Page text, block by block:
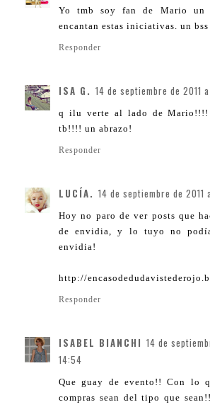
Yo tmb soy fan de Mario
encantan estas iniciativas. un
Responder
ISA G. 14 de septiembre de 2011
q ilu verte al lado de Mario!!!!
tb!!!! un abrazo!
Responder
LUCÍA. 14 de septiembre de 2011
Hoy no paro de ver posts que
de envidia, y lo tuyo no
envidia!
http://
Responder
ISABEL BIANCHI 14 de
14:54
Que guay de evento!! Con lo
compras sean del tipo que